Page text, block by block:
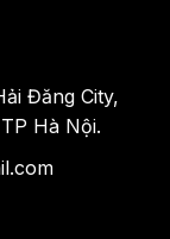
Đăng City,
Hà Nội.